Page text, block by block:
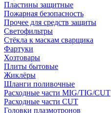
Пластины защитные
Пожарная безопасность
Прочее для средств защиты
Светофильтры
Стёкла к маскам сварщика
Фартуки
Хозтовары
Плиты бытовые
Жиклёры
Шланги поливочные
Расходные части MIG/TIG/CUT
Расходные части CUT
Головки плазмотронов